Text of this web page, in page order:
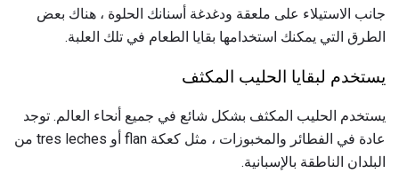
جانب الاستيلاء على ملعقة ودغدغة أسنانك الحلوة ، هناك بعض
الطرق التي يمكنك استخدامها بقايا الطعام في تلك العلبة.
يستخدم لبقايا الحليب المكثف
يستخدم الحليب المكثف بشكل شائع في جميع أنحاء العالم. توجد
عادة في الفطائر والمخبوزات ، مثل كعكة flan أو tres leches من
البلدان الناطقة بالإسبانية.